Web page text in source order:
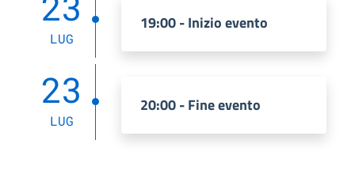
LUG
19:00 - Inizio evento
23
LUG
20:00 - Fine evento